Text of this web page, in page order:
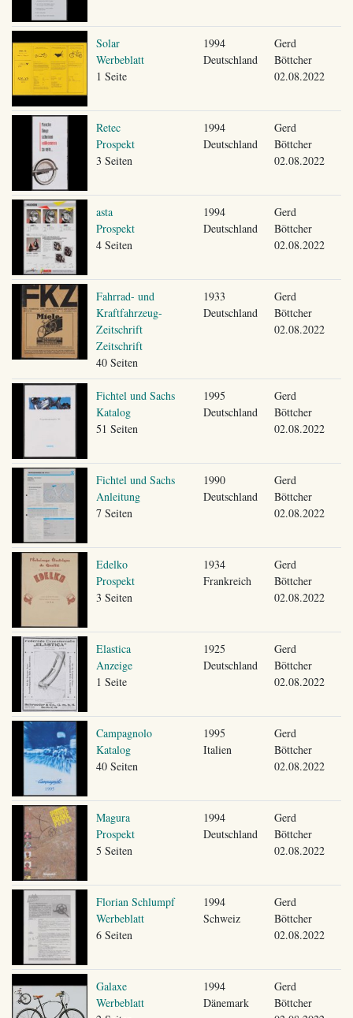
Solar
Werbeblatt
1 Seite
1994
Deutschland
Gerd
Böttcher
02.08.2022
Retec
Prospekt
3 Seiten
1994
Deutschland
Gerd
Böttcher
02.08.2022
asta
Prospekt
4 Seiten
1994
Deutschland
Gerd
Böttcher
02.08.2022
Fahrrad- und
Kraftfahrzeug-
Zeitschrift
Zeitschrift
40 Seiten
1933
Deutschland
Gerd
Böttcher
02.08.2022
Fichtel und Sachs
Katalog
51 Seiten
1995
Deutschland
Gerd
Böttcher
02.08.2022
Fichtel und Sachs
Anleitung
7 Seiten
1990
Deutschland
Gerd
Böttcher
02.08.2022
Edelko
Prospekt
3 Seiten
1934
Frankreich
Gerd
Böttcher
02.08.2022
Elastica
Anzeige
1 Seite
1925
Deutschland
Gerd
Böttcher
02.08.2022
Campagnolo
Katalog
40 Seiten
1995
Italien
Gerd
Böttcher
02.08.2022
Magura
Prospekt
5 Seiten
1994
Deutschland
Gerd
Böttcher
02.08.2022
Florian Schlumpf
Werbeblatt
6 Seiten
1994
Schweiz
Gerd
Böttcher
02.08.2022
Galaxe
Werbeblatt
1994
Dänemark
Gerd
Böttcher